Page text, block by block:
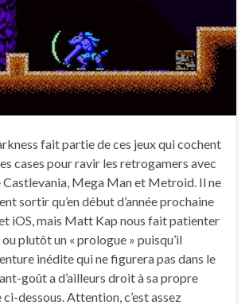
fait partie de ces jeux qui cochent
cases pour ravir les retrogamers avec
Castlevania, Mega Man et Metroid. Il ne
sortir qu’en début d’année prochaine
iOS, mais Matt Kap nous fait patienter
plutôt un « prologue » puisqu’il
inédite qui ne figurera pas dans le
goût a d’ailleurs droit à sa propre
dessous. Attention, c’est assez